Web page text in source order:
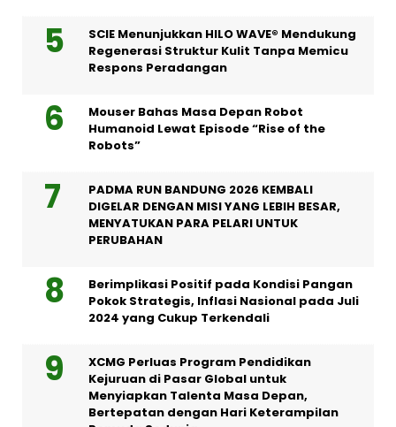
SCIE Menunjukkan HILO WAVE® Mendukung
Regenerasi Struktur Kulit Tanpa Memicu
Respons Peradangan
Mouser Bahas Masa Depan Robot
Humanoid Lewat Episode “Rise of the
Robots”
PADMA RUN BANDUNG 2026 KEMBALI
DIGELAR DENGAN MISI YANG LEBIH BESAR,
MENYATUKAN PARA PELARI UNTUK
PERUBAHAN
Berimplikasi Positif pada Kondisi Pangan
Pokok Strategis, Inflasi Nasional pada Juli
2024 yang Cukup Terkendali
XCMG Perluas Program Pendidikan
Kejuruan di Pasar Global untuk
Menyiapkan Talenta Masa Depan,
Bertepatan dengan Hari Keterampilan